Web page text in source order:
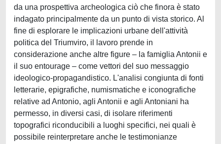
da una prospettiva archeologica ciò che finora è stato
indagato principalmente da un punto di vista storico. Al
fine di esplorare le implicazioni urbane dell'attività
politica del Triumviro, il lavoro prende in
considerazione anche altre figure – la famiglia Antonii e
il suo entourage – come vettori del suo messaggio
ideologico-propagandistico. L'analisi congiunta di fonti
letterarie, epigrafiche, numismatiche e iconografiche
relative ad Antonio, agli Antonii e agli Antoniani ha
permesso, in diversi casi, di isolare riferimenti
topografici riconducibili a luoghi specifici, nei quali è
possibile reinterpretare anche le testimonianze